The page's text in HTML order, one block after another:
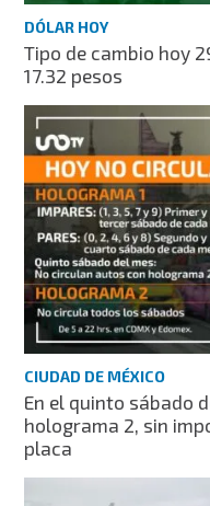
DÓLAR HOY
Tipo de cambio hoy
17.32 pesos
CIUDAD DE MÉXICO
En el quinto sábado
holograma 2, sin
placa